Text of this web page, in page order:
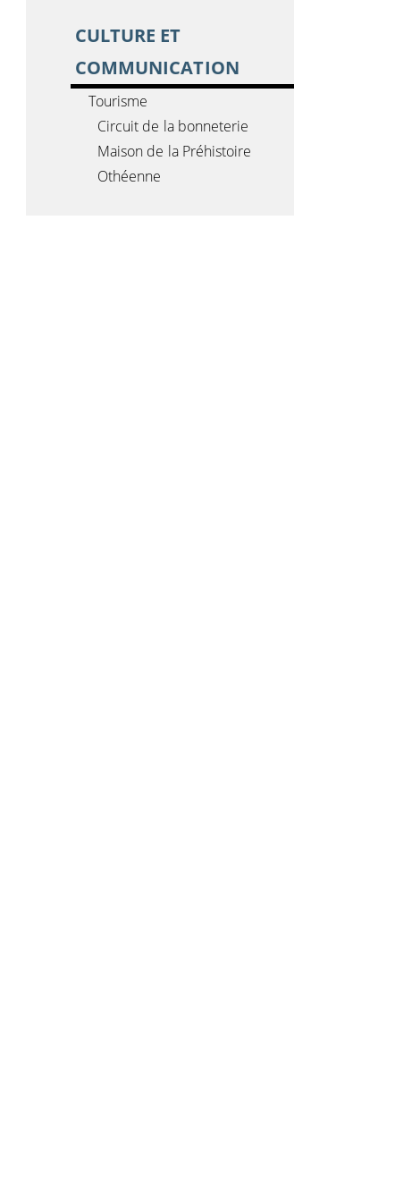
CULTURE ET
COMMUNICATION
Tourisme
Circuit de la bonneterie
Maison de la Préhistoire
Othéenne